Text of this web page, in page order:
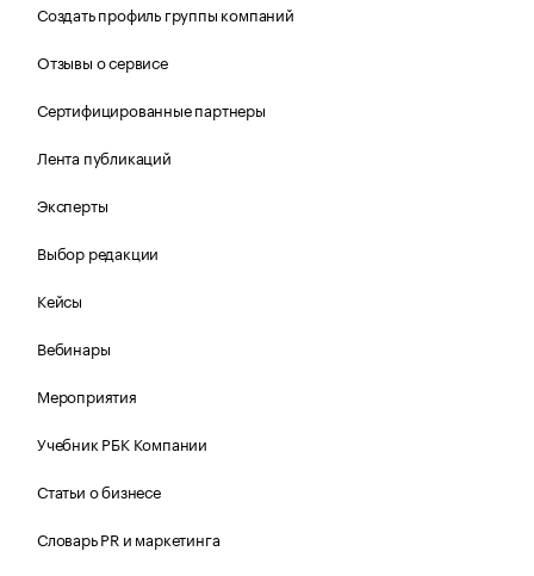
Создать профиль группы компаний
Отзывы о сервисе
Сертифицированные партнеры
Лента публикаций
Эксперты
Выбор редакции
Кейсы
Вебинары
Мероприятия
Учебник РБК Компании
Статьи о бизнесе
Словарь PR и маркетинга